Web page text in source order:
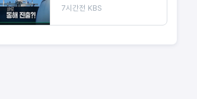
한...아주대 김흥규 교수 강연
7시간전 KBS